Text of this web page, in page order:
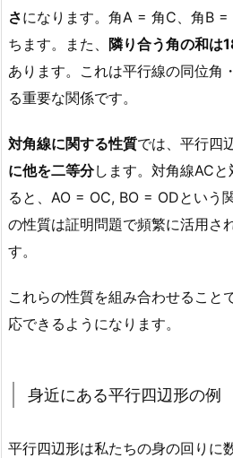
さになります。角A = 角C、角B
ちます。また、 隣り合う角の和は
あります。これは平行線の同位角
る重要な関係です。
対角線に関する性質では、平行四
に他を二等分します。対角線AC
ると、AO = OC, BO = ODという
の性質は証明問題で頻繁に活用さ
す。
これらの性質を組み合わせること
応できるようになります。
身近にある平行四辺形の例
平行四辺形は私たちの身の回りに